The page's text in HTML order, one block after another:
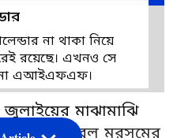
না থাকা নিয়ে
রয়েছে। এখনও সে
না এআইএফএফ।
মাঝামাঝি
ফুটবল মরসুমের